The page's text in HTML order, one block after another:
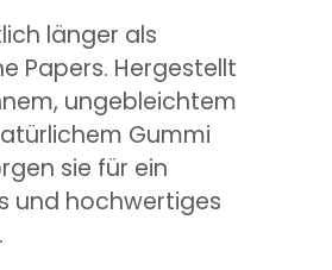
länger als
Papers. Hergestellt
ungebleichtem
Gummi
sie für ein
und hochwertiges